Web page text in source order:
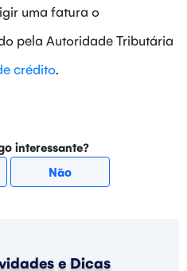
uma fatura o
pela Autoridade Tributária
crédito.
interessante?
Não
e Dicas